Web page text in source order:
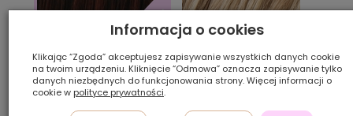
Informacja o cookies
Klikając “Zgoda” akceptujesz zapisywanie wszystkich danych cookie
na twoim urządzeniu. Kliknięcie “Odmowa” oznacza zapisywanie tylko
danych niezbędnych do funkcjonowania strony. Więcej informacji o
cookie w polityce prywatności.